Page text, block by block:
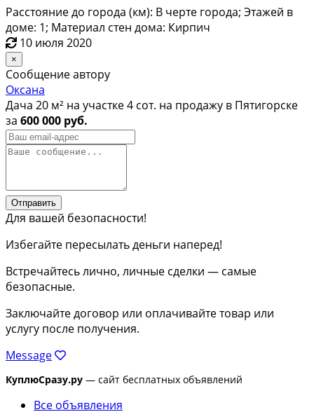
Расстояние до города (км): В черте города; Этажей в
доме: 1; Материал стен дома: Кирпич
10 июля 2020
×
Сообщение автору
Оксана
Дача 20 м² на участке 4 сот. на продажу в Пятигорске
за 600 000 руб.
Отправить
Для вашей безопасности!
Избегайте пересылать деньги наперед!
Встречайтесь лично, личные сделки — самые
безопасные.
Заключайте договор или оплачивайте товар или
услугу после получения.
Message
КуплюСразу.ру — сайт бесплатных объявлений
Все объявления